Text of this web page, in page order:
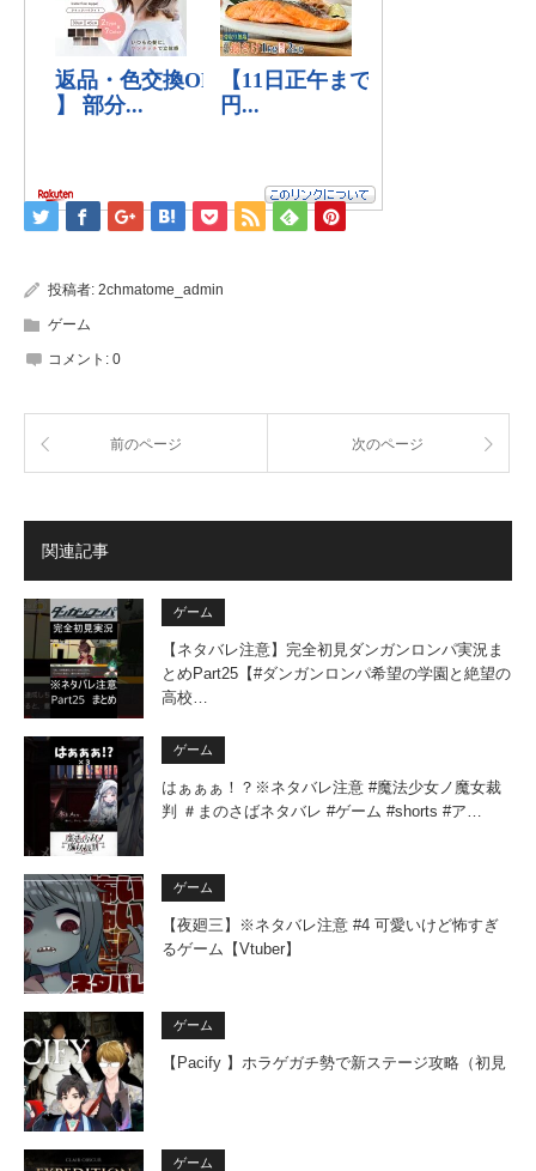
投稿者: 2chmatome_admin
ゲーム
コメント: 0
前のページ 次のページ
関連記事
ゲーム
【ネタバレ注意】完全初見ダンガンロンパ実況ま
とめPart25【#ダンガンロンパ希望の学園と絶望の
高校…
ゲーム
はぁぁぁ！？※ネタバレ注意 #魔法少女ノ魔女裁
判 ＃まのさばネタバレ #ゲーム #shorts #ア…
ゲーム
【夜廻三】※ネタバレ注意 #4 可愛いけど怖すぎ
るゲーム【Vtuber】
ゲーム
【Pacify 】ホラゲガチ勢で新ステージ攻略（初見
ゲーム